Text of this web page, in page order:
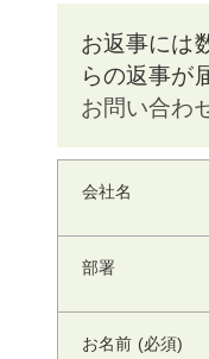
お返事には
らの返事が
お問い合わ
会社名
部署
お名前 (必須)